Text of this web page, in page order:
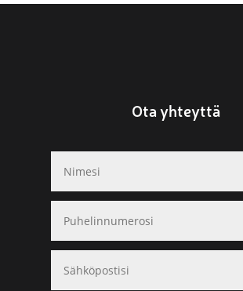
Ota yhteyttä